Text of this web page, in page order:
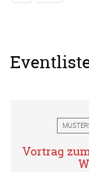
Vortrag